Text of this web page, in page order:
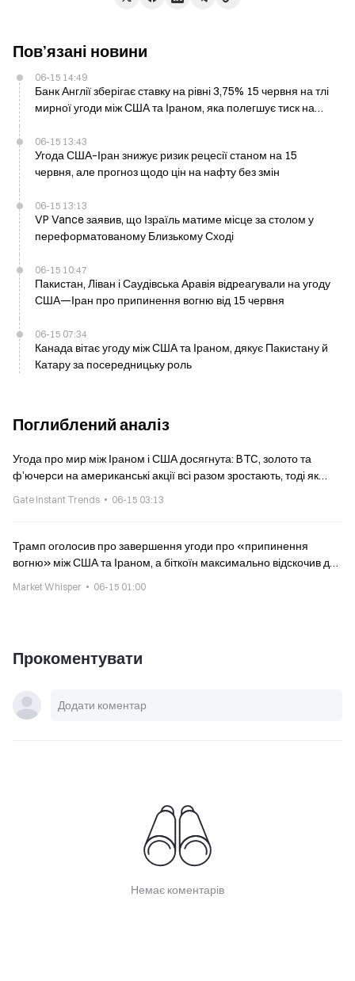
Пов’язані новини
06-15 14:49
Банк Англії зберігає ставку на рівні 3,75% 15 червня на тлі
мирної угоди між США та Іраном, яка полегшує тиск на
06-15 13:43
Угода США–Іран знижує ризик рецесії станом на 15
червня, але прогноз щодо цін на нафту без змін
06-15 13:13
VP Vance заявив, що Ізраїль матиме місце за столом у
переформатованому Близькому Сході
06-15 10:47
Пакистан, Ліван і Саудівська Аравія відреагували на угоду
США—Іран про припинення вогню від 15 червня
06-15 07:34
Канада вітає угоду між США та Іраном, дякує Пакистану й
Катару за посередницьку роль
Поглиблений аналіз
Угода про мир між Іраном і США досягнута: BTC, золото та
ф’ючерси на американські акції всі разом зростають, тоді як
Gate Instant Trends 06-15 03:13
Трамп оголосив про завершення угоди про «припинення
вогню» між США та Іраном, а біткоїн максимально відскочив до
Market Whisper 06-15 01:00
Прокоментувати
Немає коментарів